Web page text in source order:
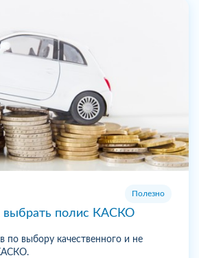
Полезно
выбрать полис КАСКО
по выбору качественного и не